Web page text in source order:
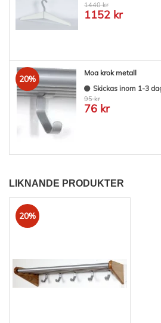
1440 kr
1152 kr
20%
Moa krok metall
Skickas inom 1-3
95 kr
76 kr
LIKNANDE PRODUKTER
20%